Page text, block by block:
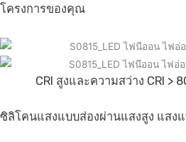
โครงการของคุณ
CRI สูงและความสว่าง CRI >
ซิลิโคนแสงแบบส่องผ่านแสงสูง แสง